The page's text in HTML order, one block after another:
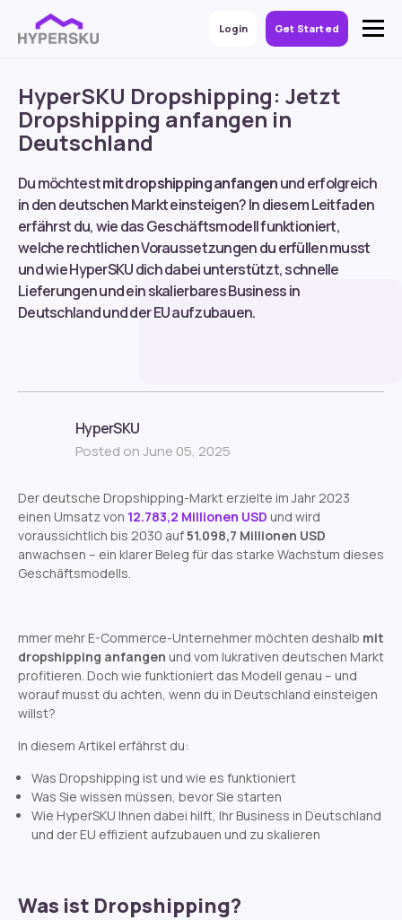
Login Get Started
HyperSKU Dropshipping: Jetzt
Dropshipping anfangen in
Deutschland
Du möchtestmit dropshipping anfangenund erfolgreich
in den deutschen Markt einsteigen? In diesem Leitfaden
erfährst du, wie das Geschäftsmodell funktioniert,
welche rechtlichen Voraussetzungen du erfüllen musst
und wie HyperSKU dich dabei unterstützt, schnelle
Lieferungen und ein skalierbares Business in
Deutschland und der EU aufzubauen.
HyperSKU
Posted on June 05, 2025
Der deutsche Dropshipping-Markt erzielte im Jahr 2023
einen Umsatz von 12.783,2 Millionen USD und wird
voraussichtlich bis 2030 auf51.098,7 Millionen USD
anwachsen – ein klarer Beleg für das starke Wachstum dieses
Geschäftsmodells.
mmer mehr E-Commerce-Unternehmer möchten deshalb mit
dropshipping anfangen und vom lukrativen deutschen Markt
profitieren. Doch wie funktioniert das Modell genau – und
worauf musst du achten, wenn du in Deutschland einsteigen
willst?
In diesem Artikel erfährst du:
Was Dropshipping ist und wie es funktioniert
Was Sie wissen müssen, bevor Sie starten
Wie HyperSKU Ihnen dabei hilft, Ihr Business in Deutschland
und der EU effizient aufzubauen und zu skalieren
Was ist Dropshipping?